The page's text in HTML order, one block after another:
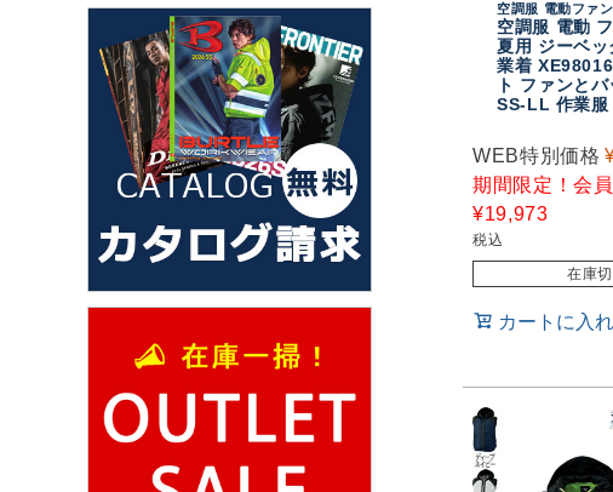
空調服 電動ファ
空調服 電動
夏用 ジーベ
業着
ト ファンと
SS-LL 作業服
WEB特別価格
期間限定！会
¥19,973
税込
在庫
カートに入